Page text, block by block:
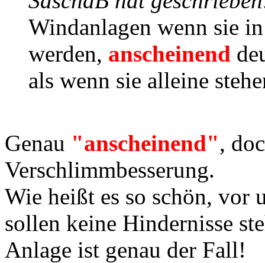
Windanlagen wenn sie
werden, anscheinend
als wenn sie alleine
Genau "anscheinend",
Verschlimmbesserung.
Wie heißt es so schön, vor
sollen keine Hindernisse
Anlage ist genau der Fall!